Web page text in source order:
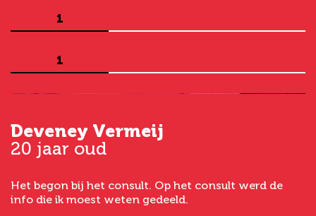
1
1
Deveney Vermeij
20 jaar oud
Het begon bij het consult. Op het consult werd de
info die ik moest weten gedeeld.